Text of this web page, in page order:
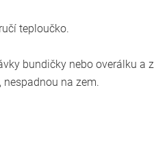
teploučko.
bundičky nebo overálku a
na zem.